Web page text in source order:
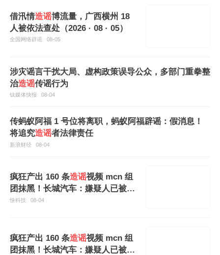
借汛情造谣博流量，广西横州 18
人被依法查处（2026 · 08 · 05）
全国网络辟谣 08-05
涉灾谣言干扰大局、虚构政策误导公众，多部门重拳整
治造谣传谣行为
钛媒体快报 08-04
传蚂蚁阿福 1 号位将离职，蚂蚁阿福辟谣：假消息！
将追究造谣者法律责任
新浪财经 08-04
疯狂产出 160 条造谣视频 mcn 组
团抹黑！长城汽车：嫌疑人已被依
法处罚
快科技 08-04
疯狂产出 160 条造谣视频 mcn 组
团抹黑！长城汽车：嫌疑人已被依